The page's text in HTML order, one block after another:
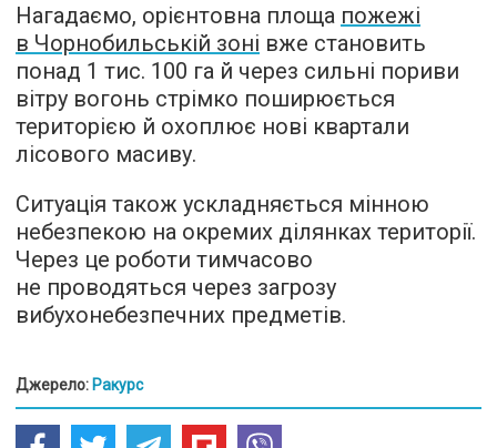
Нагадаємо, орієнтовна площа пожежі
в Чорнобильській зоні вже становить
понад 1 тис. 100 га й через сильні пориви
вітру вогонь стрімко поширюється
територією й охоплює нові квартали
лісового масиву.
Ситуація також ускладняється мінною
небезпекою на окремих ділянках території.
Через це роботи тимчасово
не проводяться через загрозу
вибухонебезпечних предметів.
Джерело: Ракурс